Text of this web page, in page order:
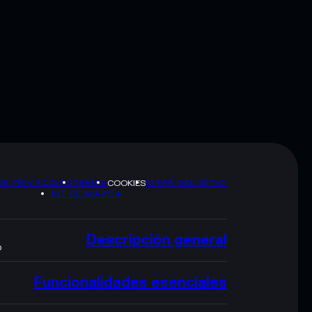
PRIVACIDADTERMSCOOKIESMAPA DEL SITIO
KIT DE MARCA
Descripción general
Funcionalidades esenciales